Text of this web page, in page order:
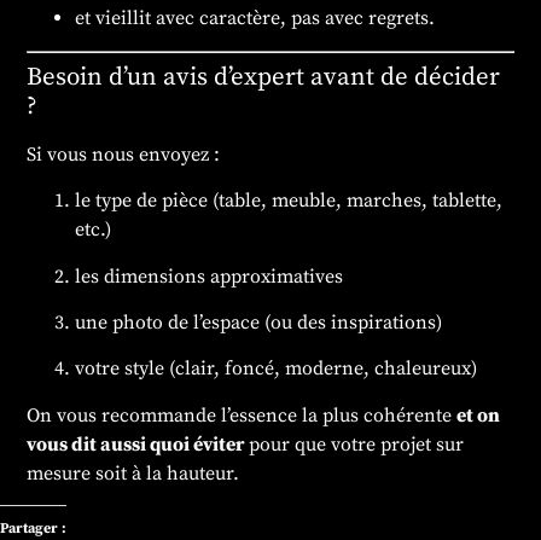
et vieillit avec caractère, pas avec regrets.
Besoin d’un avis d’expert avant de décider
?
Si vous nous envoyez :
le type de pièce (table, meuble, marches, tablette,
etc.)
les dimensions approximatives
une photo de l’espace (ou des inspirations)
votre style (clair, foncé, moderne, chaleureux)
On vous recommande l’essence la plus cohérenteet on
vous dit aussi quoi éviterpour que votre projet sur
mesure soit à la hauteur.
Partager :